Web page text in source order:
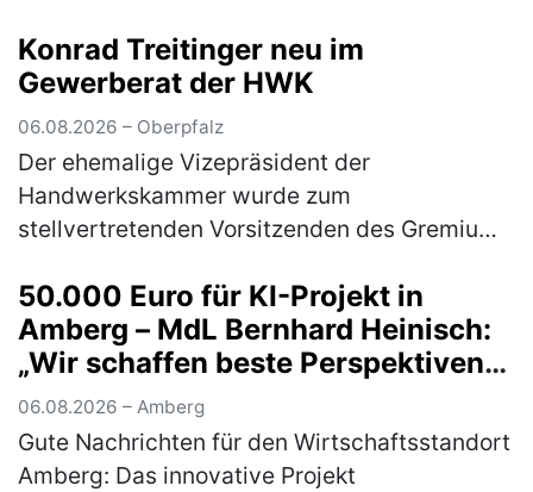
Koalitionsvertrag Die anhaltende Trockenheit
und Hi…(mehr)
Konrad Treitinger neu im
Gewerberat der HWK
06.08.2026 – Oberpfalz
Der ehemalige Vizepräsident der
Handwerkskammer wurde zum
stellvertretenden Vorsitzenden des Gremiums
Mitgliederversammlung des Gewerberates
des ostbayerischen Handwerks wählten …
(mehr)
50.000 Euro für KI-Projekt in
Amberg – MdL Bernhard Heinisch:
„Wir schaffen beste Perspektiven
für Unternehmen und Start-ups in
unserer Region
06.08.2026 – Amberg
Gute Nachrichten für den Wirtschaftsstandort
Amberg: Das innovative Projekt